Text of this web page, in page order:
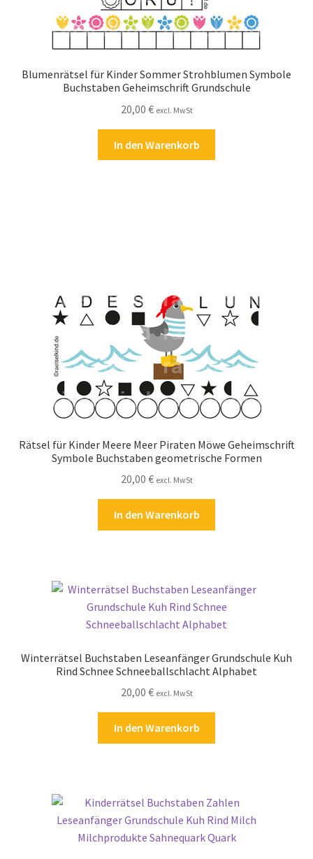
Blumenrätsel für Kinder Sommer Strohblumen Symbole
Buchstaben Geheimschrift Grundschule
20,00 € excl. MwSt
In den Warenkorb
Rätsel für Kinder Meere Meer Piraten Möwe Geheimschrift
Symbole Buchstaben geometrische Formen
20,00 € excl. MwSt
In den Warenkorb
Winterrätsel Buchstaben Leseanfänger Grundschule Kuh
Rind Schnee Schneeballschlacht Alphabet
20,00 € excl. MwSt
In den Warenkorb